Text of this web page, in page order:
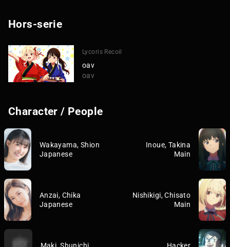
Hors-serie
Lycoris Recoil
oav
oav
Character / People
Wakayama, Shion
Japanese
Inoue, Takina
Main
Anzai, Chika
Japanese
Nishikigi, Chisato
Main